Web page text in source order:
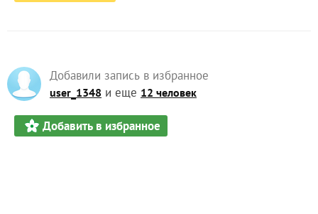
Добавили запись в избранное
user_1348 и еще 12 человек
Добавить в избранное